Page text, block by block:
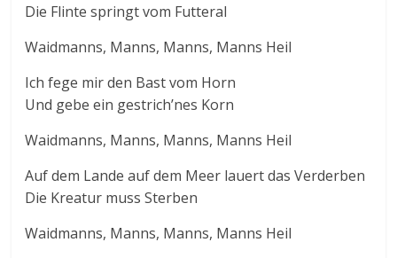
Die Flinte springt vom Futteral
Waidmanns, Manns, Manns, Manns Heil
Ich fege mir den Bast vom Horn
Und gebe ein gestrich’nes Korn
Waidmanns, Manns, Manns, Manns Heil
Auf dem Lande auf dem Meer lauert das Verderben
Die Kreatur muss Sterben
Waidmanns, Manns, Manns, Manns Heil